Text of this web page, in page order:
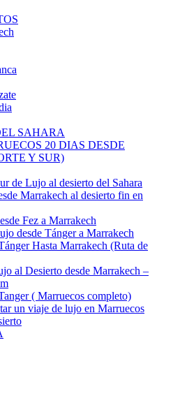
SAHARA
20 DIAS DESDE
Y SUR)
de Lujo al desierto del Sahara
Marrakech al desierto fin en
Fez a Marrakech
desde Tánger a Marrakech
Hasta Marrakech (Ruta de
al Desierto desde Marrakech –
( Marruecos completo)
un viaje de lujo en Marruecos